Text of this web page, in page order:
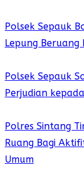
Polsek Sepauk
Lepung Beruang
Polsek Sepauk
Perjudian
Polres Sintang
Ruang Bagi
Umum